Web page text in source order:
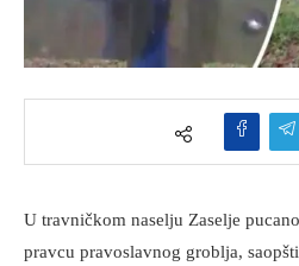
U travničkom naselju Zaselje
pravcu pravoslavnog groblja,